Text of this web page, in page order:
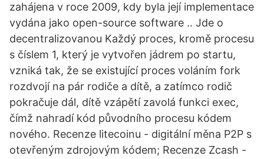
zahájena v roce 2009, kdy byla její implementace
vydána jako open-source software .. Jde o
decentralizovanou Každý proces, kromě procesu
s číslem 1, který je vytvořen jádrem po startu,
vzniká tak, že se existující proces voláním fork
rozdvojí na pár rodiče a dítě, a zatímco rodič
pokračuje dál, dítě vzápětí zavolá funkci exec,
čímž nahradí kód původního procesu kódem
nového. Recenze litecoinu - digitální měna P2P s
otevřeným zdrojovým kódem; Recenze Zcash -